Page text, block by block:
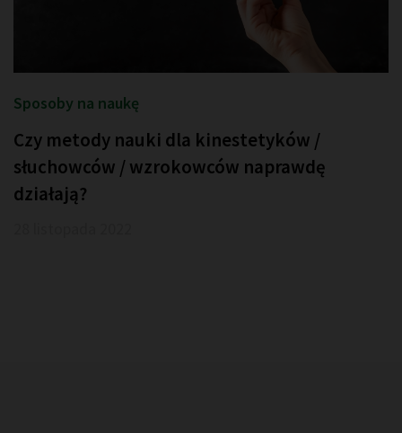
Sposoby na naukę
Czy metody nauki dla kinestetyków /
słuchowców / wzrokowców naprawdę
działają?